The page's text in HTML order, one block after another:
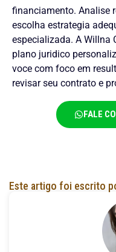
financiamento. Analise
escolha estrategia
especializada. A Willna
plano juridico
voce com foco em
revisar seu contrato e
FALE
Este artigo foi escrito